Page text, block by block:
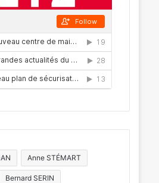
Anne STÉMART
Bernard SERIN